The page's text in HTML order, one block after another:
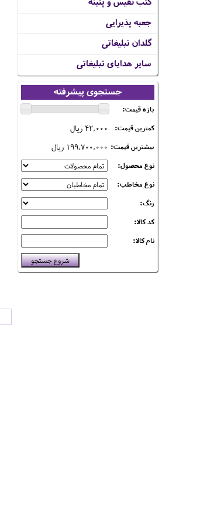
جعبه پذیرایی
گلدان تبلیغاتی
سایر هدایای تبلیغاتی
جستجوی پیشرفته
بازه قیمت:
کمترین قیمت:
42,000 ریال
بیشترین قیمت: 199,700,000 ریال
نوع محصول:
نوع مخاطب:
رنگ:
کد کالا:
نام کالا: